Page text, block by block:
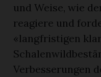
und Weise, wie
reagiere und
«langfristigen
Verbesserungen